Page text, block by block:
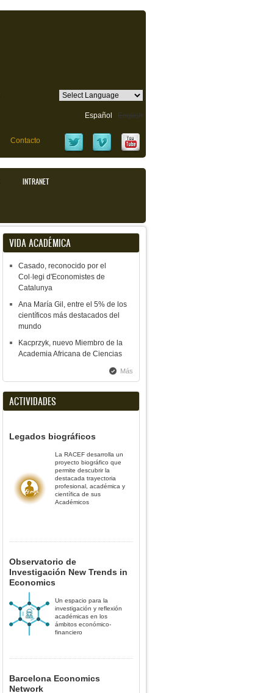
Español English
Contacto
INTRANET
VIDA ACADÉMICA
Casado, reconocido por el
Col·legi d'Economistes de
Catalunya
Ana María Gil, entre el 5% de los
científicos más destacados del
mundo
Kacprzyk, nuevo Miembro de la
Academia Africana de Ciencias
Más
ACTIVIDADES
Legados biográficos
La RACEF desarrolla un
proyecto biográfico que
permite descubrir la
destacada trayectoria
profesional, académica y
científica de sus
Académicos
Observatorio de
Investigación New Trends in
Economics
Un espacio para la
investigación y reflexión
académicas en los
ámbitos económico-
financiero
Barcelona Economics
Network